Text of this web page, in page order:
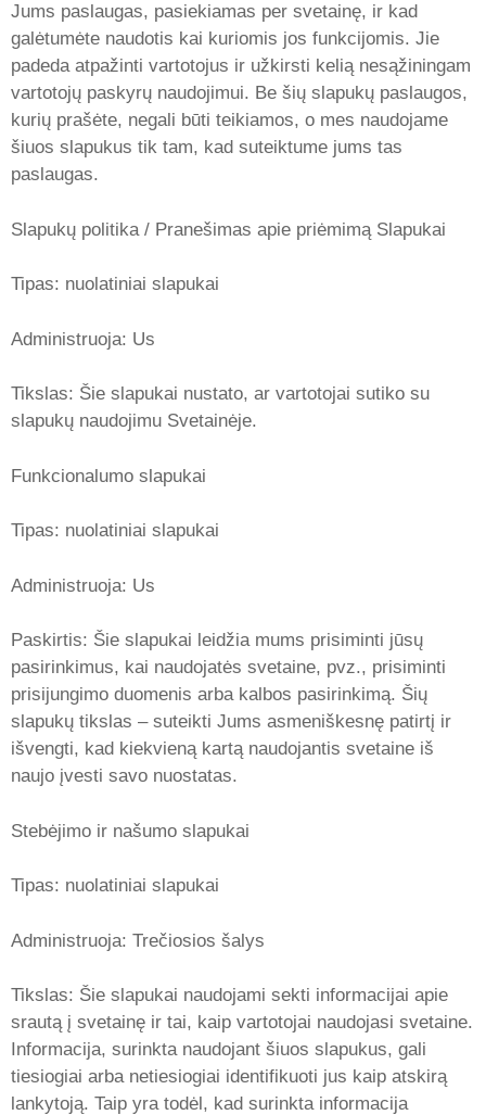
Jums paslaugas, pasiekiamas per svetainę, ir kad
galėtumėte naudotis kai kuriomis jos funkcijomis. Jie
padeda atpažinti vartotojus ir užkirsti kelią nesąžiningam
vartotojų paskyrų naudojimui. Be šių slapukų paslaugos,
kurių prašėte, negali būti teikiamos, o mes naudojame
šiuos slapukus tik tam, kad suteiktume jums tas
paslaugas.
Slapukų politika / Pranešimas apie priėmimą Slapukai
Tipas: nuolatiniai slapukai
Administruoja: Us
Tikslas: Šie slapukai nustato, ar vartotojai sutiko su
slapukų naudojimu Svetainėje.
Funkcionalumo slapukai
Tipas: nuolatiniai slapukai
Administruoja: Us
Paskirtis: Šie slapukai leidžia mums prisiminti jūsų
pasirinkimus, kai naudojatės svetaine, pvz., prisiminti
prisijungimo duomenis arba kalbos pasirinkimą. Šių
slapukų tikslas – suteikti Jums asmeniškesnę patirtį ir
išvengti, kad kiekvieną kartą naudojantis svetaine iš
naujo įvesti savo nuostatas.
Stebėjimo ir našumo slapukai
Tipas: nuolatiniai slapukai
Administruoja: Trečiosios šalys
Tikslas: Šie slapukai naudojami sekti informacijai apie
srautą į svetainę ir tai, kaip vartotojai naudojasi svetaine.
Informacija, surinkta naudojant šiuos slapukus, gali
tiesiogiai arba netiesiogiai identifikuoti jus kaip atskirą
lankytoją. Taip yra todėl, kad surinkta informacija